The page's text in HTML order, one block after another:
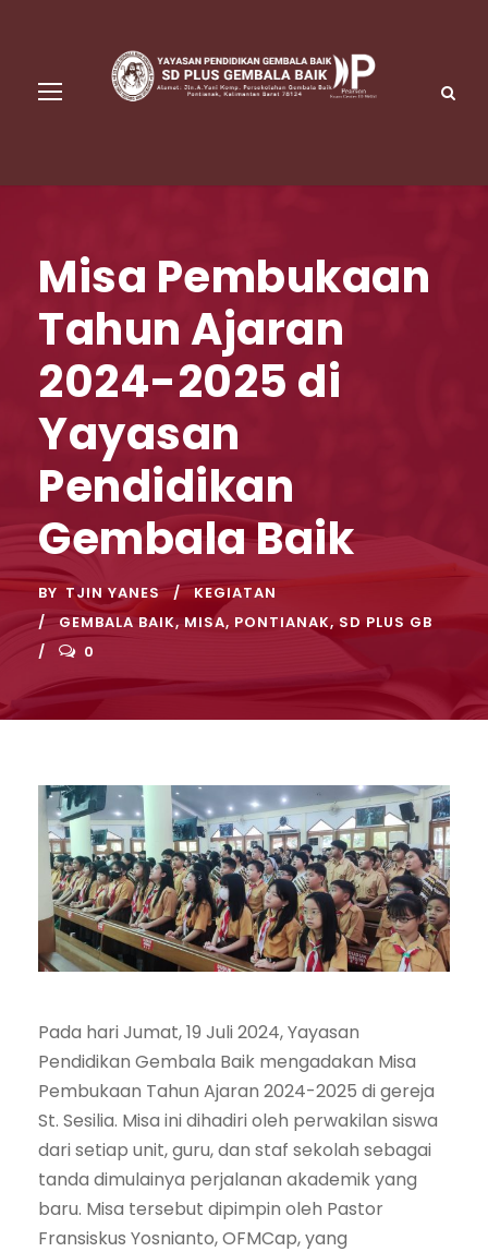
Misa Pembukaan
Tahun Ajaran
2024-2025 di
Yayasan
Pendidikan
Gembala Baik
BY TJIN YANES
KEGIATAN
GEMBALA BAIK, MISA, PONTIANAK, SD PLUS GB
0
Pada hari Jumat, 19 Juli 2024, Yayasan
Pendidikan Gembala Baik mengadakan Misa
Pembukaan Tahun Ajaran 2024-2025 di gereja
St. Sesilia. Misa ini dihadiri oleh perwakilan siswa
dari setiap unit, guru, dan staf sekolah sebagai
tanda dimulainya perjalanan akademik yang
baru. Misa tersebut dipimpin oleh Pastor
Fransiskus Yosnianto, OFMCap, yang